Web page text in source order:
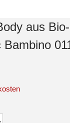
aus
Bambino